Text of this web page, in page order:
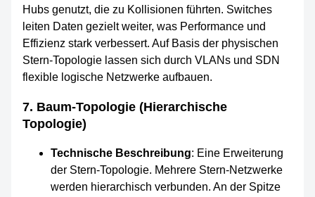
Hubs genutzt, die zu Kollisionen führten. Switches
leiten Daten gezielt weiter, was Performance und
Effizienz stark verbessert. Auf Basis der physischen
Stern-Topologie lassen sich durch VLANs und SDN
flexible logische Netzwerke aufbauen.
7. Baum-Topologie (Hierarchische
Topologie)
Technische Beschreibung: Eine Erweiterung
der Stern-Topologie. Mehrere Stern-Netzwerke
werden hierarchisch verbunden. An der Spitze